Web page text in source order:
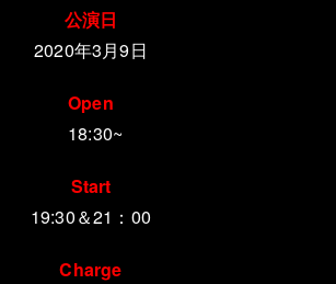
公演日
2020年3月9日
Open
18:30~
Start
19:30＆21：00
Charge